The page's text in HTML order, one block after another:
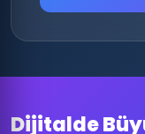
Dijitalde